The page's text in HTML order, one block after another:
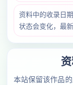
资料中的收录日
状态会变化，最
本站保留该作品